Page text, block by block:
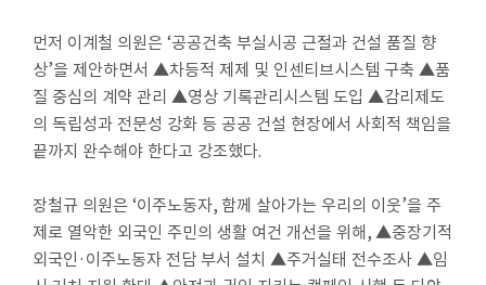
먼저 이계철 의원은 ‘공공건축 부실시공 근절과 건설 품질 향
상’을 제안하면서 ▲차등적 제제 및 인센티브시스템 구축 ▲품
질 중심의 계약 관리 ▲영상 기록관리시스템 도입 ▲감리제도
의 독립성과 전문성 강화 등 공공 건설 현장에서 사회적 책임을
끝까지 완수해야 한다고 강조했다.
장철규 의원은 ‘이주노동자, 함께 살아가는 우리의 이웃’을 주
제로 열악한 외국인 주민의 생활 여건 개선을 위해, ▲중장기적
외국인·이주노동자 전담 부서 설치 ▲주거실태 전수조사 ▲임